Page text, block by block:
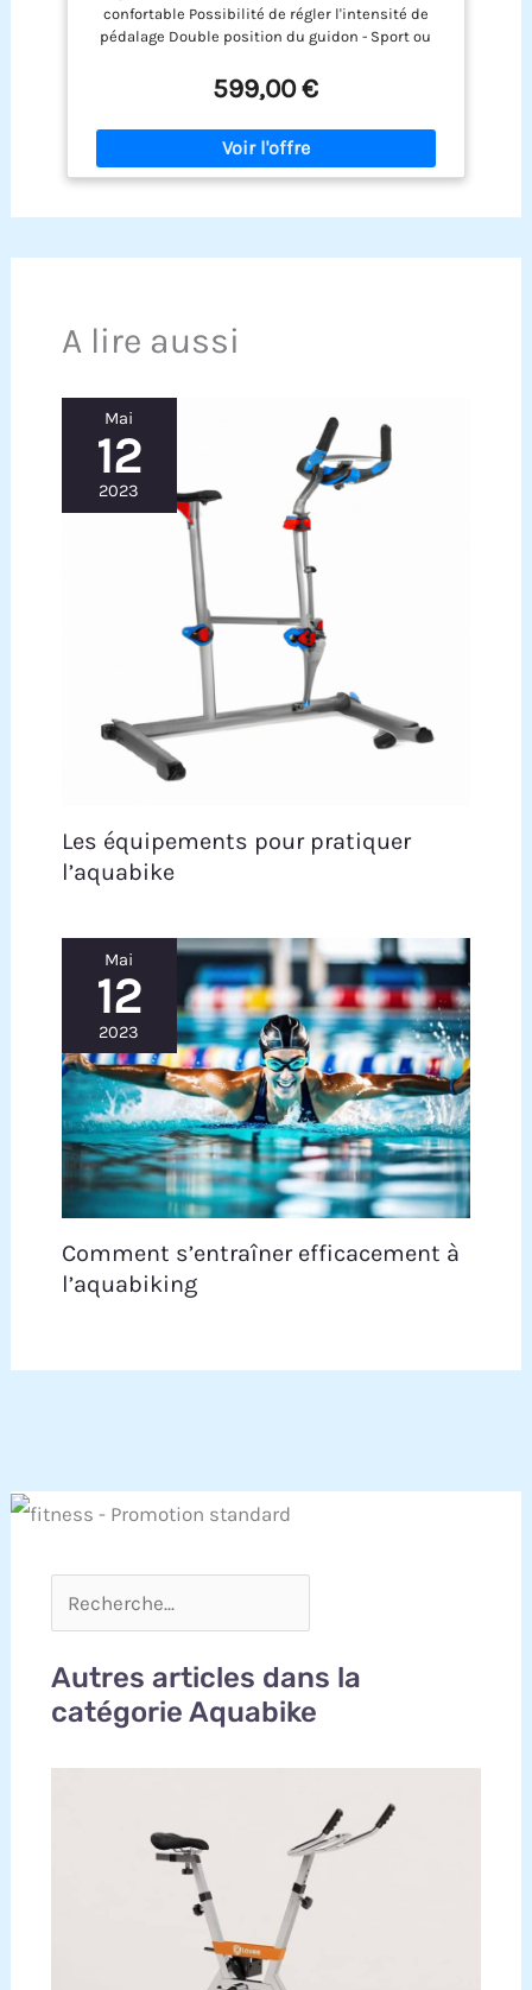
confortable Possibilité de régler l'intensité de
pédalage Double position du guidon - Sport ou
599,00 €
A lire aussi
Mai
12
2023
Les équipements pour pratiquer
l’aquabike
Mai
12
2023
Comment s’entraîner efficacement à
l’aquabiking
Autres articles dans la
catégorie Aquabike